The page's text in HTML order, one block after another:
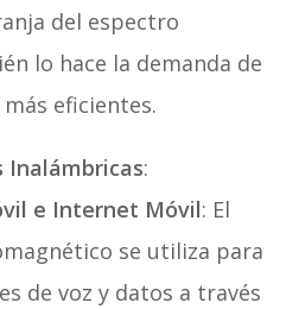
del espectro
lo hace la demanda de
eficientes.
Inalámbricas:
e Internet Móvil: El
se utiliza para
de voz y datos a través